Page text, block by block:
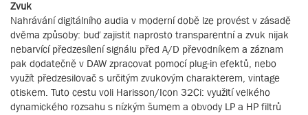
Zvuk
Nahrávání digitálního audia v moderní době lze provést v zásadě
dvěma způsoby: buď zajistit naprosto transparentní a zvuk nijak
nebarvící předzesílení signálu před A/D převodníkem a záznam
pak dodatečně v DAW zpracovat pomocí plug-in efektů, nebo
využít předzesilovač s určitým zvukovým charakterem, vintage
otiskem. Tuto cestu voli Harisson/Icon 32Ci: využití velkého
dynamického rozsahu s nízkým šumem a obvody LP a HP filtrů